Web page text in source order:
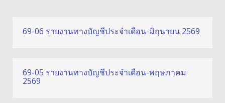
69-06 รายงานทางบัญชีประจำเดือน-มิถุนายน 2569
69-05 รายงานทางบัญชีประจำเดือน-พฤษภาคม
2569